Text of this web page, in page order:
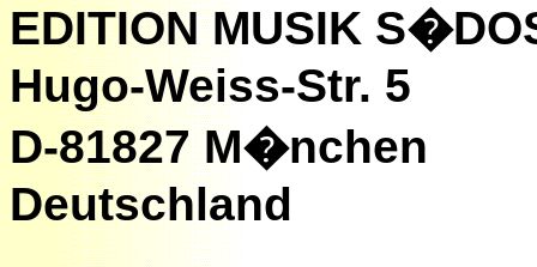
EDITION MUSIK
Hugo-Weiss-Str. 5
D-81827 M�nchen
Deutschland